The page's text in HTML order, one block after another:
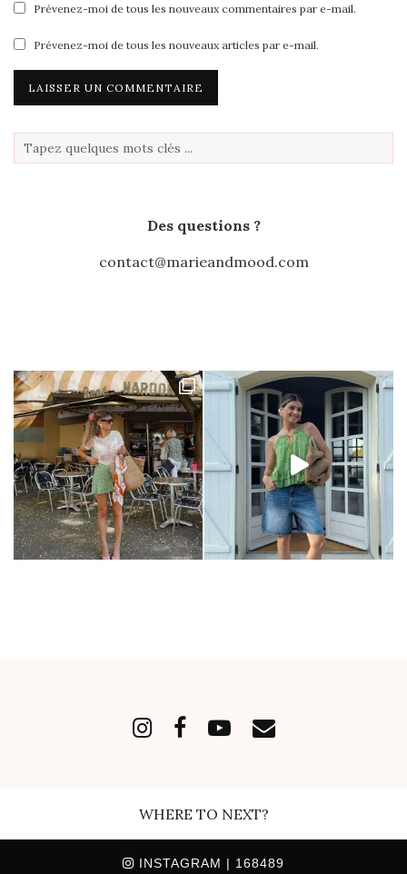
Prévenez-moi de tous les nouveaux commentaires par e-mail.
Prévenez-moi de tous les nouveaux articles par e-mail.
Des questions ?
contact@marieandmood.com
WHERE TO NEXT?
INSTAGRAM | 168489